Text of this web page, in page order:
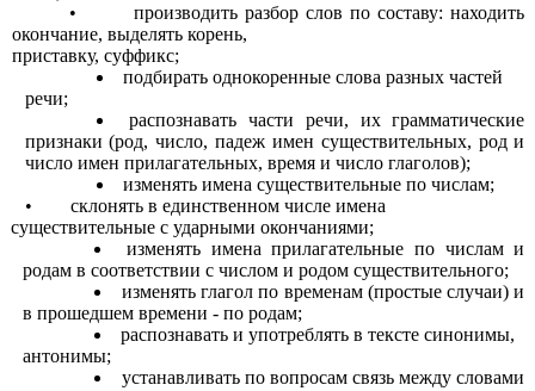
• производить разбор слов по составу: находить
окончание, выделять корень,
приставку, суффикс;
подбирать однокоренные слова разных частей
речи;
распознавать части речи, их грамматические
признаки (род, число, падеж имен существительных, род и
число имен прилагательных, время и число глаголов);
изменять имена существительные по числам;
• склонять в единственном числе имена
существительные с ударными окончаниями;
изменять имена прилагательные по числам и
родам в соответствии с числом и родом существительного;
изменять глагол по временам (простые случаи) и
в прошедшем времени - по родам;
распознавать и употреблять в тексте синонимы,
антонимы;
устанавливать по вопросам связь между словами